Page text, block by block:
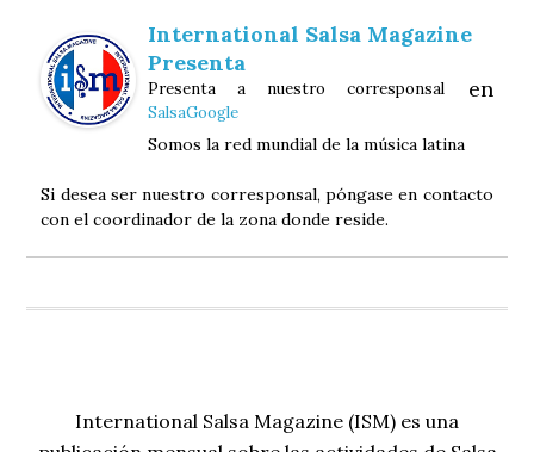
International Salsa Magazine
Presenta
Presenta a nuestro corresponsalen
SalsaGoogle
Somos la red mundial de la música latina
Si desea ser nuestro corresponsal, póngase en contacto
con el coordinador de la zona donde reside.
International Salsa Magazine (ISM) es una